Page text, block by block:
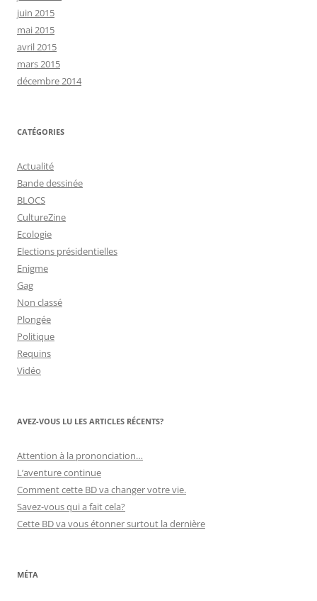
juin 2015
mai 2015
avril 2015
mars 2015
décembre 2014
CATÉGORIES
Actualité
Bande dessinée
BLOCS
CultureZine
Ecologie
Elections présidentielles
Enigme
Gag
Non classé
Plongée
Politique
Requins
Vidéo
AVEZ-VOUS LU LES ARTICLES RÉCENTS?
Attention à la prononciation…
L’aventure continue
Comment cette BD va changer votre vie.
Savez-vous qui a fait cela?
Cette BD va vous étonner surtout la dernière
MÉTA